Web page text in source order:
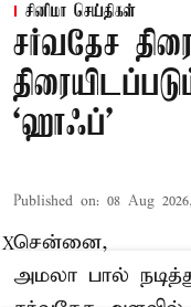
சினிமா செய்திகள்
சர்வதேச
‘ஹாஃப்’
Published on: 08 Aug
சென்னை,
அமலா பால்
X